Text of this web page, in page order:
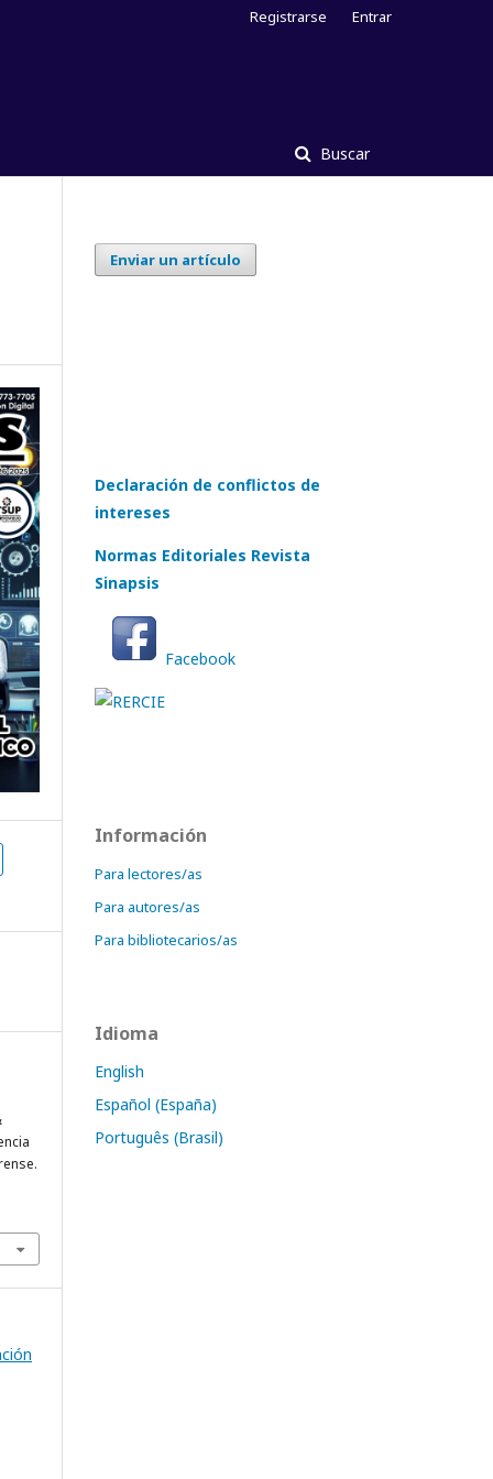
Buscar
Registrarse Entrar
Enviar un artículo
Declaración de conflictos de
intereses
Normas Editoriales Revista
Sinapsis
Facebook
Información
Para lectores/as
Para autores/as
Para bibliotecarios/as
Idioma
English
Español (España)
Português (Brasil)